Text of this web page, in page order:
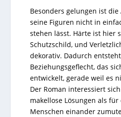
Besonders gelungen ist
seine Figuren nicht in
stehen lässt. Härte ist hier
Schutzschild, und
dekorativ. Dadurch
Beziehungsgeflecht, das
entwickelt, gerade weil es
Der Roman interessiert
makellose Lösungen als für
Menschen einander